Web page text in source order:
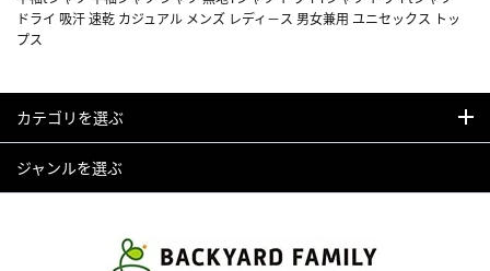
ドライ 吸汗 速乾 カジュアル メンズ レディ－ス 男女兼用 ユニセックス トッ
プス
カテゴリを選ぶ
ジャンルを選ぶ